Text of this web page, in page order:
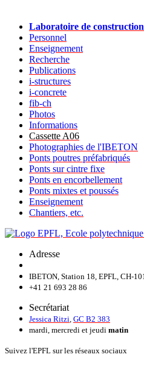
Laboratoire de
Personnel
Enseignement
Recherche
Publications
i-structures
i-concrete
fib-ch
Photos
Informations
Cassette A06
Photographies de l'IBETON
Ponts poutres préfabriqués
Ponts sur cintre fixe
Ponts en encorbellement
Ponts mixtes et poussés
Enseignement
Chantiers, etc.
Adresse
IBETON, Station 18, EPFL, CH-
+41 21 693 28 86
Secrétariat
Jessica Ritzi GC B2 383
mardi, mercredi et jeudi matin
Suivez l'EPFL sur les réseaux sociaux